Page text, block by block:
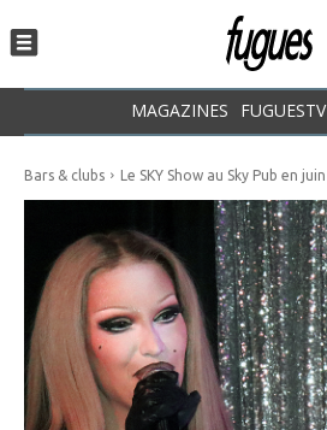
MAGAZINES FUGUESTV
Bars & clubs Le SKY Show au Sky Pub en juin